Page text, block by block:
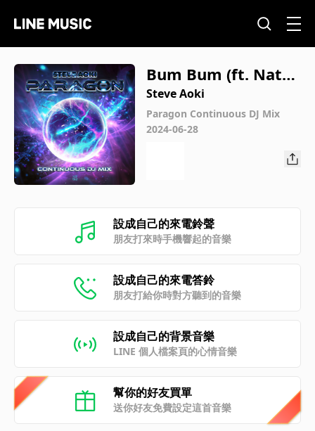
Bum Bum (ft. Natal
hão)
Steve Aoki
Paragon Continuous DJ Mix
2024-06-28
設成自己的來電鈴聲
朋友打來時手機響起的音樂
設成自己的來電答鈴
朋友打給你時對方聽到的音樂
設成自己的背景音樂
LINE 個人檔案頁的心情音樂
幫你的好友買單
送你好友免費設定這首音樂